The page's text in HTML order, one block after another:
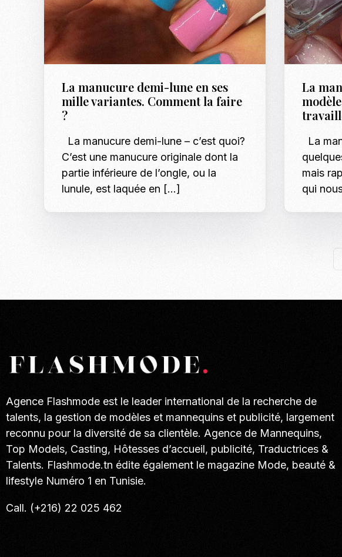
La manucure demi-lune en ses
mille variantes. Comment la faire
?
La manucure demi-lune – c’est quoi?
C’est une manucure originale dont la
partie inférieure de l’ongle, ou la
lunule, est laquée en […]
La
La
mais
qui
Agence Flashmode est le leader international de la recherche de
talents, la gestion de modèles et mannequins et publicité, largement
reconnu pour la diversité de sa clientèle. Agence de Mannequins,
Top Models, Casting, Hôtesses d’accueil, publicité, Traductrices &
Talents. Flashmode.tn édite également le magazine Mode, beauté &
lifestyle Numéro 1 en Tunisie.
Call. (+216) 22 025 462